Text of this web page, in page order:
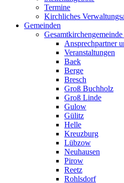
Termine
Kirchliches
Gemeinden
Ansprechpartner
Veranstaltungen
Baek
Berge
Bresch
Groß Buchholz
Groß Linde
Gulow
Gülitz
Helle
Kreuzburg
Lübzow
Neuhausen
Pirow
Reetz
Rohlsdorf